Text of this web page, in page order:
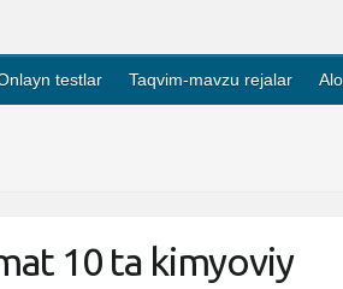
testlar Taqvim-mavzu rejalar
10 ta kimyoviy